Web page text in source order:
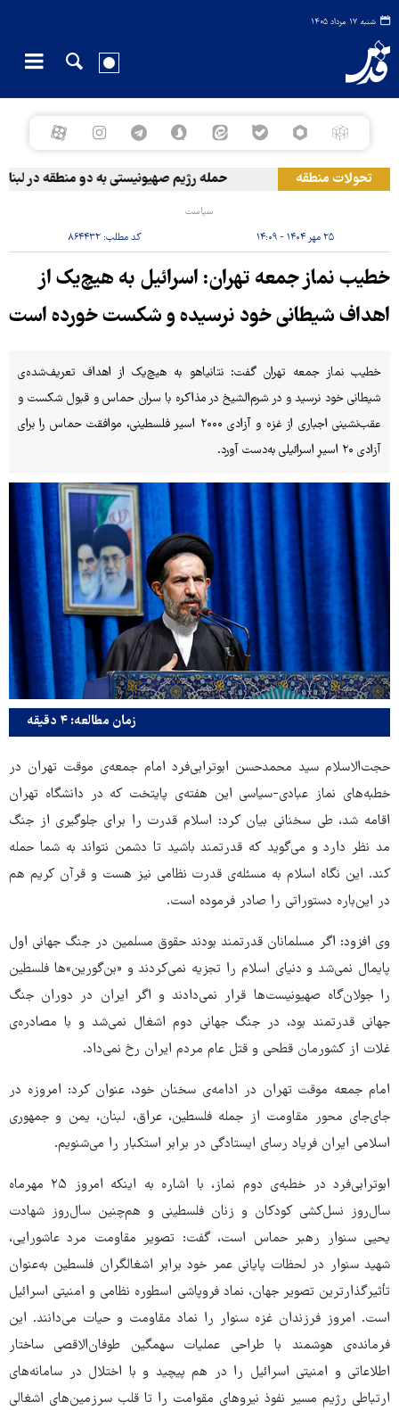
شنبه ۱۷ مرداد ۱۴۰۵
تحولات منطقه حمله رژیم صهیونیستی به دو منطقه در لبنان
سیاست
۲۵ مهر ۱۴۰۴ - ۱۴:۰۹ کد مطلب:۸۶۴۴۳۲
خطیب نماز جمعه‌ تهران: اسرائیل به هیچ‌یک از
اهداف شیطانی خود نرسیده و شکست خورده است
خطیب نماز جمعه‌ تهران گفت: نتانیاهو به هیچ‌یک از اهداف تعریف‌شده‌ی
شیطانی خود نرسید و در شرم‌الشیخ در مذاکره با سران حماس و قبول شکست و
عقب‌نشینی اجباری از غزه و آزادی ۲۰۰۰ اسیر فلسطینی، موافقت حماس را برای
آزادی ۲۰ اسیرِ اسرائیلی به‌دست آورد.
زمان مطالعه: ۴ دقیقه
حجت‌الاسلام سید محمدحسن ابوترابی‌فرد امام جمعه‌ی موقت تهران در
خطبه‌های نماز عبادی-سیاسی این هفته‌ی پایتخت که در دانشگاه تهران
اقامه شد، طی سخنانی بیان کرد: اسلام قدرت را برای جلوگیری از جنگ
مد نظر دارد و می‌گوید که قدرتمند باشید تا دشمن نتواند به شما حمله
کند. این نگاه اسلام به مسئله‌ی قدرت نظامی نیز هست و قرآن کریم هم
در این‌باره دستوراتی را صادر فرموده است.
وی افزود: اگر مسلمانان قدرتمند بودند حقوق مسلمین در جنگ جهانی اول
پایمال نمی‌شد و دنیای اسلام را تجزیه نمی‌کردند و «بن‌گورین‌»ها فلسطین
را جولان‌گاه صهیونیست‌ها قرار نمی‌دادند و اگر ایران در دوران جنگ
جهانی قدرتمند بود، در جنگ جهانی دوم اشغال نمی‌شد و با مصادره‌ی
غلات از کشورمان قطحی و قتل عام مردم ایران رخ نمی‌داد.
امام جمعه موقت تهران در ادامه‌ی سخنان خود، عنوان کرد: امروزه در
جای‌جای محور مقاومت از جمله فلسطین، عراق، لبنان، یمن و جمهوری
اسلامی ایران فریاد رسای ایستادگی در برابر استکبار را می‌شنویم.
ابوترابی‌فرد در خطبه‌ی دوم نماز، با اشاره به اینکه امروز ۲۵ مهرماه
سال‌روز نسل‌کشی کودکان و زنان فلسطینی و هم‌چنین سال‌روز شهادت
یحیی سنوار رهبر حماس است، گفت: تصویر مقاومت مرد عاشورایی،
شهید سنوار در لحظات پایانی عمر خود برابر اشغالگران فلسطین به‌عنوان
تأثیرگذارترین تصویر جهان، نماد فروپاشی اسطوره نظامی و امنیتی اسرائیل
است. امروز فرزندان غزه سنوار را نماد مقاومت و حیات می‌دانند. این
فرمانده‌ی هوشمند با طراحی عملیات سهمگین طوفان‌الاقصی ساختار
اطلاعاتی و امنیتی اسرائیل را در هم پیچید و با اختلال در سامانه‌های
ارتباطی رژیم مسیر نفوذ نیروهای مقوامت را تا قلب سرزمین‌های اشغالی